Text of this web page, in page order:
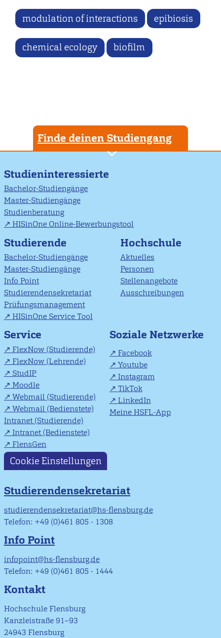
modulation of interactions epibiosis
chemical ecology biofilm
Finde deinen Studiengang
Studieninteressierte
Bachelor-Studiengänge
Master-Studiengänge
Studienberatung
HISinOne Online-Bewerbungstool
Studierende
Bachelor-Studiengänge
Master-Studiengänge
Info Point
Studierendensekretariat
Prüfungsmanagement
HISinOne Service Tool
Hochschule
Aktuelles
Personen
Stellenangebote
Ausschreibungen
Service
FlexNow (Studierende)
FlexNow (Lehrende)
StudIP
Moodle
Webmail (Studierende)
Webmail (Bedienstete)
Intranet (Studierende)
Intranet (Bedienstete)
FlensGen
Soziale Netzwerke
Facebook
Youtube
Instagram
TikTok
LinkedIn
Meine HSFL-App
Cookie Einstellungen
Studierendensekretariat
studierendensekretariat@hs-flensburg.de
Telefon: +49 (0)461 805 - 1308
Info Point
infopoint@hs-flensburg.de
Telefon: +49 (0)461 805 - 1444
Kontakt
Hochschule Flensburg
Kanzleistraße 91–93
24943 Flensburg